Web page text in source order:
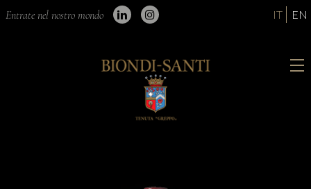
Entrate nel nostro mondo IT EN